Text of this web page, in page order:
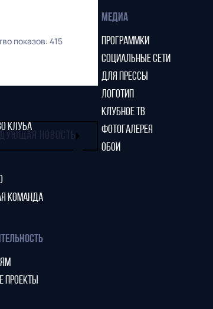
показов: 415
НОВОСТЬ
КЛУБА
КОМАНДА
МЕДИА
ПРОГРАММКИ
СОЦИАЛЬНЫЕ СЕТИ
ДЛЯ ПРЕССЫ
ЛОГОТИП
КЛУБНОЕ ТВ
ФОТОГАЛЕРЕЯ
ОБОИ
ПРОЕКТЫ